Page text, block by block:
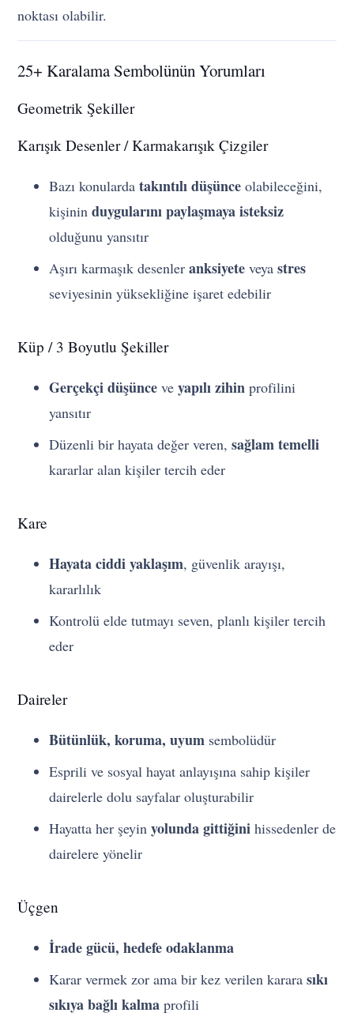
noktası olabilir.
25+ Karalama Sembolünün Yorumları
Geometrik Şekiller
Karışık Desenler / Karmakarışık Çizgiler
Bazı konulardatakıntılı düşünce olabileceğini,
kişininduygularını paylaşmaya isteksiz
olduğunu yansıtır
Aşırı karmaşık desenleranksiyete veyastres
seviyesinin yüksekliğine işaret edebilir
Küp / 3 Boyutlu Şekiller
Gerçekçi düşünce veyapılı zihin profilini
yansıtır
Düzenli bir hayata değer veren,sağlam temelli
kararlar alan kişiler tercih eder
Kare
Hayata ciddi yaklaşım, güvenlik arayışı,
kararlılık
Kontrolü elde tutmayı seven, planlı kişiler tercih
eder
Daireler
Bütünlük, koruma, uyum sembolüdür
Esprili ve sosyal hayat anlayışına sahip kişiler
dairelerle dolu sayfalar oluşturabilir
Hayatta her şeyinyolunda gittiğini hissedenler de
dairelere yönelir
Üçgen
İrade gücü, hedefe odaklanma
Karar vermek zor ama bir kez verilen kararasıkı
sıkıya bağlı kalma profili